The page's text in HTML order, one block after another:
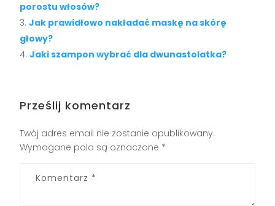
porostu włosów?
Jak prawidłowo nakładać maskę na skórę
głowy?
Jaki szampon wybrać dla dwunastolatka?
Prześlij komentarz
Twój adres email nie zostanie opublikowany.
Wymagane pola są oznaczone *